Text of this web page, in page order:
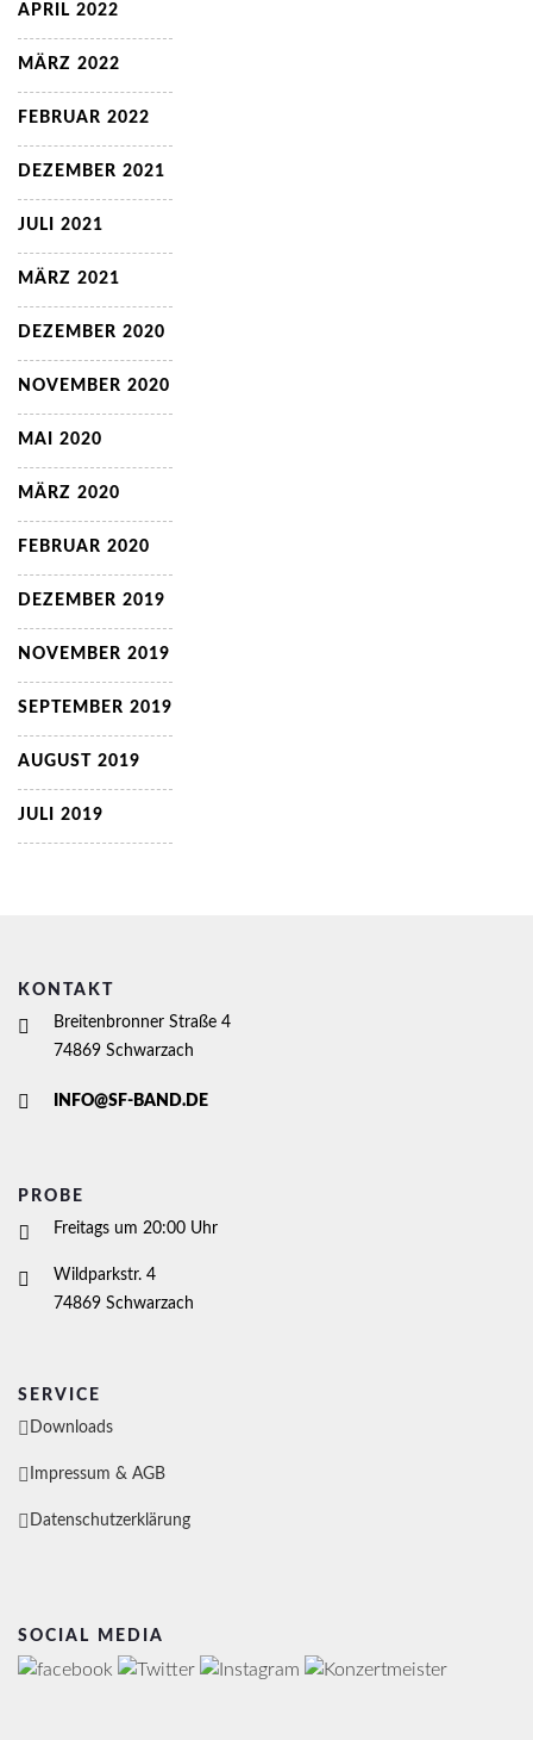
APRIL 2022
MÄRZ 2022
FEBRUAR 2022
DEZEMBER 2021
JULI 2021
MÄRZ 2021
DEZEMBER 2020
NOVEMBER 2020
MAI 2020
MÄRZ 2020
FEBRUAR 2020
DEZEMBER 2019
NOVEMBER 2019
SEPTEMBER 2019
AUGUST 2019
JULI 2019
KONTAKT
Breitenbronner Straße 4
74869 Schwarzach
INFO@SF-BAND.DE
PROBE
Freitags um 20:00 Uhr
Wildparkstr. 4
74869 Schwarzach
SERVICE
Downloads
Impressum & AGB
Datenschutzerklärung
SOCIAL MEDIA